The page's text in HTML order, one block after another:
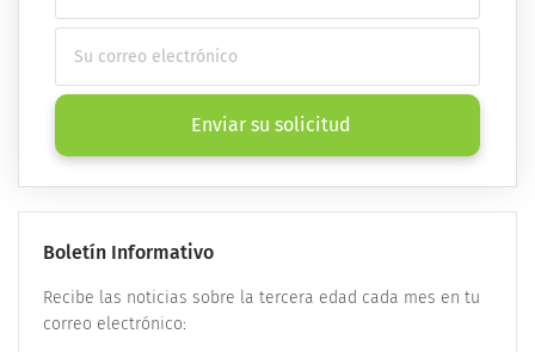
Enviar su solicitud
Boletín Informativo
Recibe las noticias sobre la tercera edad cada mes en tu
correo electrónico: